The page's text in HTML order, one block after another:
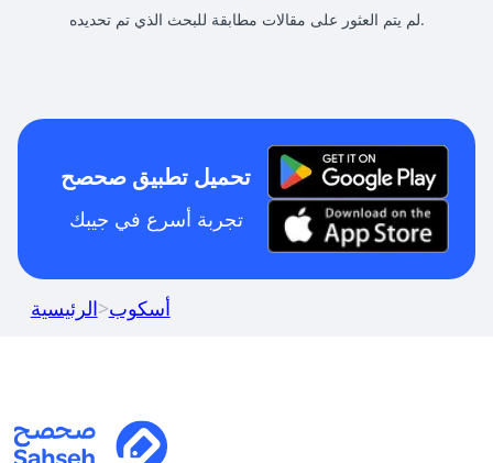
لم يتم العثور على مقالات مطابقة للبحث الذي تم تحديده.
تحميل تطبيق صحصح
تجربة أسرع في جيبك
الرئيسية>أسكوب